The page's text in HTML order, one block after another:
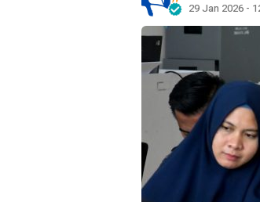
29 Jan 2026 -